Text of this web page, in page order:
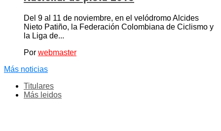
Del 9 al 11 de noviembre, en el velódromo Alcides
Nieto Patiño, la Federación Colombiana de Ciclismo y
la Liga de...
Por webmaster
Más noticias
Titulares
Más leidos